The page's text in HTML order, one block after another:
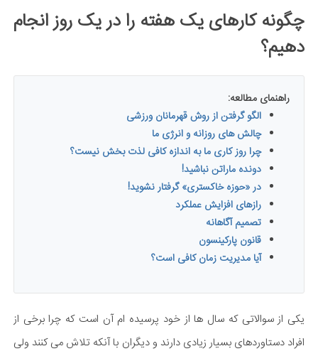
چگونه کارهای یک هفته را در یک روز انجام
دهیم؟
راهنمای مطالعه:
الگو گرفتن از روش قهرمانان ورزشی
چالش های روزانه و انرژی ما
چرا روز کاری ما به اندازه کافی لذت بخش نیست؟
دونده ماراتن نباشید!
در «حوزه خاکستری» گرفتار نشوید!
رازهای افزایش عملکرد
تصمیم آگاهانه
قانون پارکینسون
آیا مدیریت زمان کافی است؟
یکی از سوالاتی که سال ها از خود پرسیده ام آن است که چرا برخی از
افراد دستاوردهای بسیار زیادی دارند و دیگران با آنکه تلاش می کنند ولی